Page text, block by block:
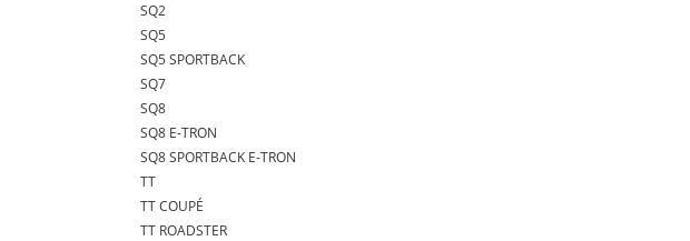
SQ2
SQ5
SQ5 SPORTBACK
SQ7
SQ8
SQ8 E-TRON
SQ8 SPORTBACK E-TRON
TT
TT COUPÉ
TT ROADSTER